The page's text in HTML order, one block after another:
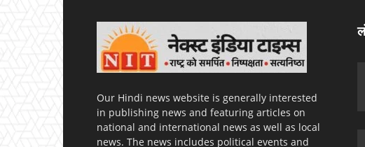
Our Hindi news website is generally interested
in publishing news and featuring articles on
national and international news as well as local
news. The news includes political events and